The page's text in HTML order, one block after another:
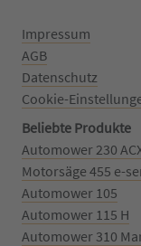
Impressum
AGB
Datenschutz
Cookie-
Beliebte Produkte
Automower 230
Motorsäge 455 e-
Automower 105
Automower 115 H
Automower 310